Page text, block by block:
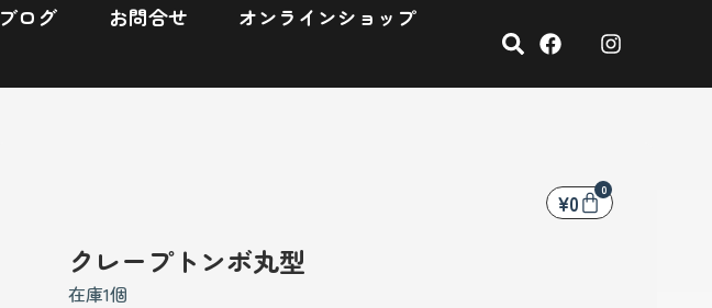
ブログ お問合せ オンラインショップ
¥0 0
クレープトンボ丸型
在庫1個